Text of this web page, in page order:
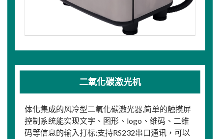
二氧化碳激光机
体化集成的风冷型二氧化碳激光器,简单的触摸屏
控制系统能实现文字、图形、logo、维码、二维
码等信息的输入打标;支持RS232串口通讯，可以